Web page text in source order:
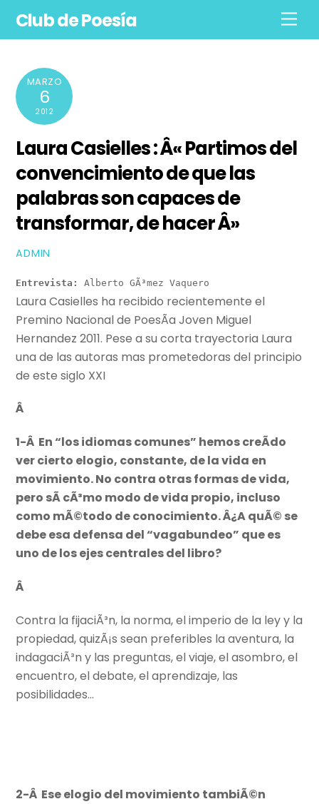
Club de Poesía
MARZO
6
2012
Laura Casielles : Â« Partimos del
convencimiento de que las
palabras son capaces de
transformar, de hacer Â»
ADMIN
Entrevista: Alberto GÃ³mez Vaquero
Laura Casielles ha recibido recientemente el
Premino Nacional de PoesÃ­a Joven Miguel
Hernandez 2011. Pese a su corta trayectoria Laura
una de las autoras mas prometedoras del principio
de este siglo XXI
Â
1-Â En “los idiomas comunes” hemos creÃ­do
ver cierto elogio, constante, de la vida en
movimiento. No contra otras formas de vida,
pero sÃ­ cÃ³mo modo de vida propio, incluso
como mÃ©todo de conocimiento. Â¿A quÃ© se
debe esa defensa del “vagabundeo” que es
uno de los ejes centrales del libro?
Â
Contra la fijaciÃ³n, la norma, el imperio de la ley y la
propiedad, quizÃ¡s sean preferibles la aventura, la
indagaciÃ³n y las preguntas, el viaje, el asombro, el
encuentro, el debate, el aprendizaje, las
posibilidades…
2-Â Ese elogio del movimiento tambiÃ©n